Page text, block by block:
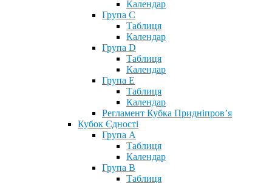
Календар
Група С
Таблиця
Календар
Група D
Таблиця
Календар
Група Е
Таблиця
Календар
Регламент Кубка Придніпров’я
Кубок Єдності
Група А
Таблиця
Календар
Група В
Таблиця